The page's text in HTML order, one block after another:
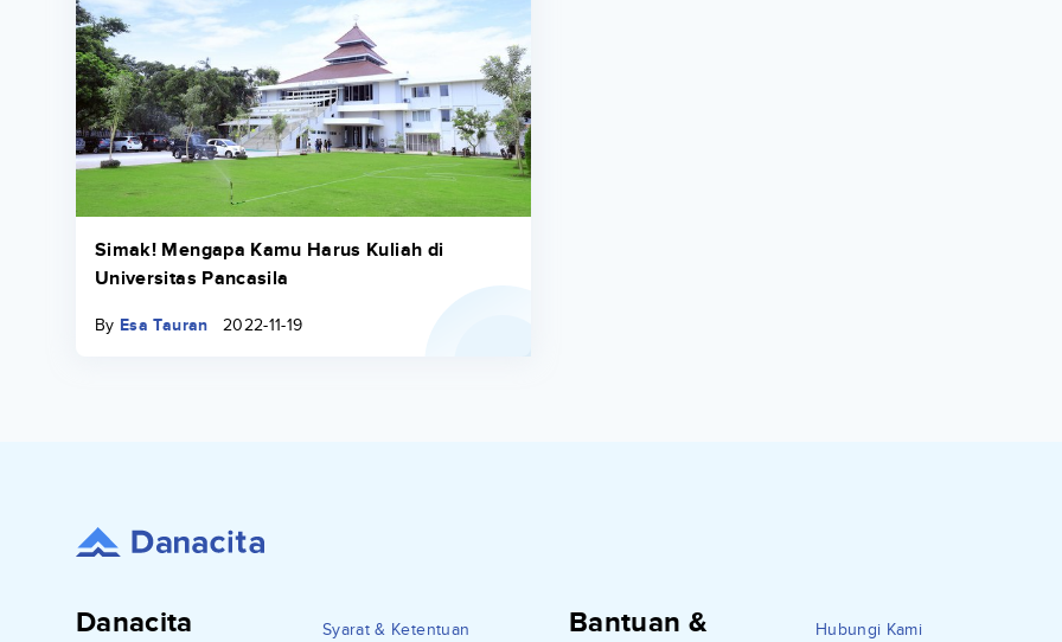
Simak! Mengapa Kamu Harus Kuliah di
Universitas Pancasila
By Esa Tauran 2022-11-19
Danacita Syarat & Ketentuan
Bantuan &
Hubungi Kami